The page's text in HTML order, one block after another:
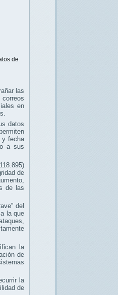
de
las
en
datos
y fecha
a sus
de
de las
del
la que
la
de
la
de